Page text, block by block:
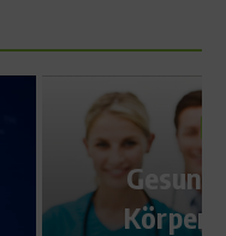
gesunder
Zähne